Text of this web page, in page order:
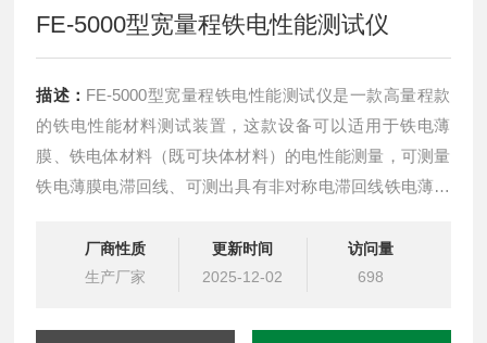
FE-5000型宽量程铁电性能测试仪
描述： FE-5000型宽量程铁电性能测试仪是一款高量程款
的铁电性能材料测试装置，这款设备可以适用于铁电薄
膜、铁电体材料（既可块体材料）的电性能测量，可测量
铁电薄膜电滞回线、可测出具有非对称电滞回线铁电薄膜
厂商性质
生产厂家
更新时间
2025-12-02
访问量
698